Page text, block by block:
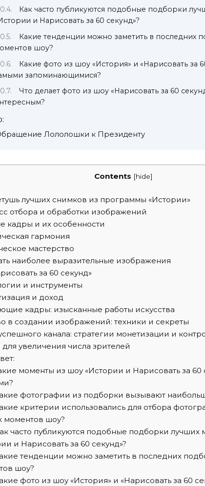
Как часто публикуются подобные подборки
и Нарисовать за 60 секунд»?
Какие тенденции можно заметить в последних
шоу?
Какие фото из шоу «История» и «Нарисовать за
запоминающимися?
Что делает фото из шоу «Нарисовать за 60
Лололошки к Президенту
Contents [hide]
лучших снимков из программы «Истории»
отбора и обработки изображений
кадры и их особенности
гармония
мастерство
наиболее выразительные изображения
за 60 секунд»
и инструменты
и доход
кадры: изысканные работы искусства
в создании изображений: техники и секреты
канала: стратегии монетизации и
для увеличения числа зрителей
моменты из шоу «Истории и Нарисовать за 60
фотографии из подборки вызывают
критерии использовались для отбора
моментов шоу?
часто публикуются подобные подборки лучших
и Нарисовать за 60 секунд»?
тенденции можно заметить в последних
шоу?
фото из шоу «История» и «Нарисовать за 60